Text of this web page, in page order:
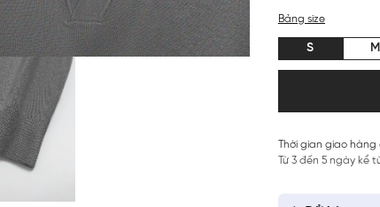
Bảng size
S M
Thời gian giao hàng
Từ 3 đến 5 ngày kể